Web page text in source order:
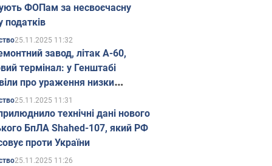
ФОПам за несвоєчасну
податків
25.11.2025 11:32
завод, літак А-60,
термінал: у Генштабі
про ураження низки
об'єктів Росії
25.11.2025 11:31
технічні дані нового
БпЛА Shahed-107, який РФ
проти України
25.11.2025 11:26